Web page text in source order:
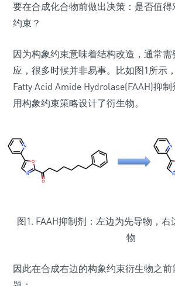
要在合成化合物前做出决策：是否值
约束？
因为构象约束意味着结构改造，通常需
应，很多时候并非易事。比如图1所示
Fatty Acid Amide Hydrolase(FAAH)抑
用构象约束策略设计了衍生物。
图1. FAAH抑制剂：左边为先导物，
物
因此在合成右边的构象约束衍生物之